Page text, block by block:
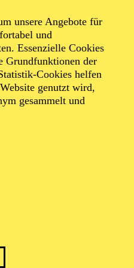
unsere Angebote für
und
Essenzielle Cookies
Grundfunktionen der
Cookies helfen
genutzt wird,
gesammelt und
durch das Aalto-Theater